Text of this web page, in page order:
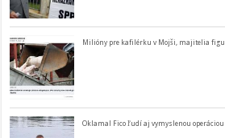
Milióny pre kafilérku v Mojši, majitelia
Oklamal Fico ľudí aj vymyslenou